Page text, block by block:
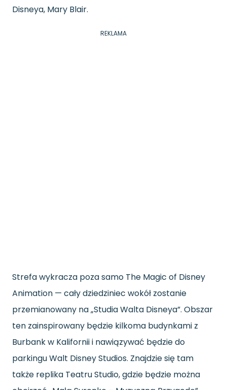
Disneya, Mary Blair.
REKLAMA
Strefa wykracza poza samo The Magic of Disney
Animation — cały dziedziniec wokół zostanie
przemianowany na „Studia Walta Disneya”. Obszar
ten zainspirowany będzie kilkoma budynkami z
Burbank w Kalifornii i nawiązywać będzie do
parkingu Walt Disney Studios. Znajdzie się tam
także replika Teatru Studio, gdzie będzie można